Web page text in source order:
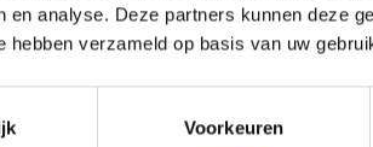
en analyse. Deze partners kunnen deze
hebben verzameld op basis van uw
Voorkeuren